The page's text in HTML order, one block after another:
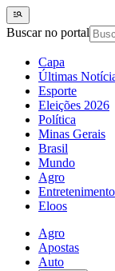
Buscar no portal
Capa
Últimas
Esporte
Eleições 2026
Política
Minas Gerais
Brasil
Mundo
Agro
Entretenimento
Eloos
Agro
Apostas
Auto